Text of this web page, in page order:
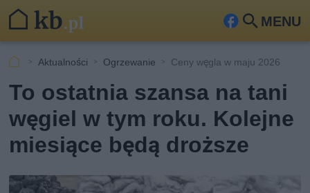
MENU
Fa
ook
Szu
kaj
Aktualności Ogrzewanie Ceny węgla w maju 2026
To ostatnia szansa na tani
węgiel w tym roku. Kolejne
miesiące będą droższe